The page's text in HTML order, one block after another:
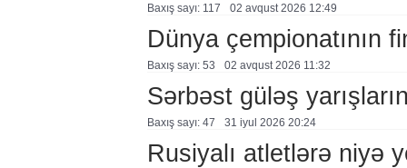
Baxış sayı: 117 02 avqust 2026 12:49
Dünya çempionatının
Baxış sayı: 53 02 avqust 2026 11:32
Sərbəst güləş
Baxış sayı: 47 31 i̇yul 2026 20:24
Rusiyalı atletlərə niyə